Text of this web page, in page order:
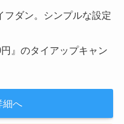
フダン。シンプルな設定
』のタイアップキャン
へ